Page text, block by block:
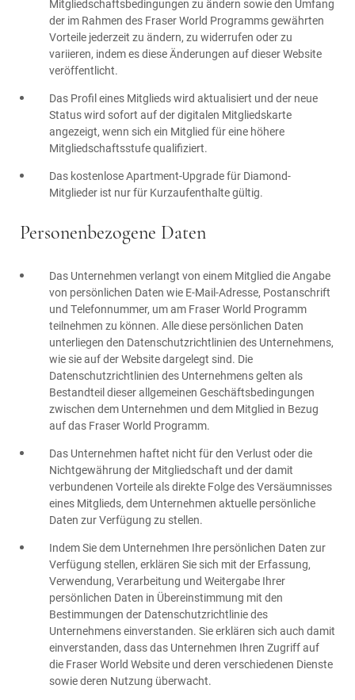
Mitgliedschaftsbedingungen zu ändern sowie den Umfang
der im Rahmen des Fraser World Programms gewährten
Vorteile jederzeit zu ändern, zu widerrufen oder zu
variieren, indem es diese Änderungen auf dieser Website
veröffentlicht.
Das Profil eines Mitglieds wird aktualisiert und der neue
Status wird sofort auf der digitalen Mitgliedskarte
angezeigt, wenn sich ein Mitglied für eine höhere
Mitgliedschaftsstufe qualifiziert.
Das kostenlose Apartment-Upgrade für Diamond-
Mitglieder ist nur für Kurzaufenthalte gültig.
Personenbezogene Daten
Das Unternehmen verlangt von einem Mitglied die Angabe
von persönlichen Daten wie E-Mail-Adresse, Postanschrift
und Telefonnummer, um am Fraser World Programm
teilnehmen zu können. Alle diese persönlichen Daten
unterliegen den Datenschutzrichtlinien des Unternehmens,
wie sie auf der Website dargelegt sind. Die
Datenschutzrichtlinien des Unternehmens gelten als
Bestandteil dieser allgemeinen Geschäftsbedingungen
zwischen dem Unternehmen und dem Mitglied in Bezug
auf das Fraser World Programm.
Das Unternehmen haftet nicht für den Verlust oder die
Nichtgewährung der Mitgliedschaft und der damit
verbundenen Vorteile als direkte Folge des Versäumnisses
eines Mitglieds, dem Unternehmen aktuelle persönliche
Daten zur Verfügung zu stellen.
Indem Sie dem Unternehmen Ihre persönlichen Daten zur
Verfügung stellen, erklären Sie sich mit der Erfassung,
Verwendung, Verarbeitung und Weitergabe Ihrer
persönlichen Daten in Übereinstimmung mit den
Bestimmungen der Datenschutzrichtlinie des
Unternehmens einverstanden. Sie erklären sich auch damit
einverstanden, dass das Unternehmen Ihren Zugriff auf
die Fraser World Website und deren verschiedenen Dienste
sowie deren Nutzung überwacht.